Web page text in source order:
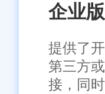
嫌侵犯知识产权时，请
明及详细不实或侵权
企业版
提供了
第三方
接，同